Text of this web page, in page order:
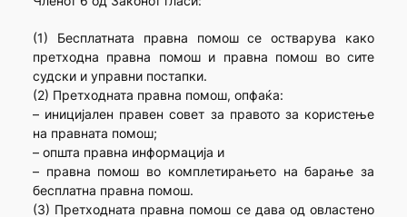
(1) Бесплатната правна помош се остварува како
претходна правна помош и правна помош во сите
судски и управни постапки.
(2) Претходната правна помош, опфаќа:
– иницијален правен совет за правото за користење
на правната помош;
– општа правна информација и
– правна помош во комплетирањето на барање за
бесплатна правна помош.
(3) Претходната правна помош се дава од овластено